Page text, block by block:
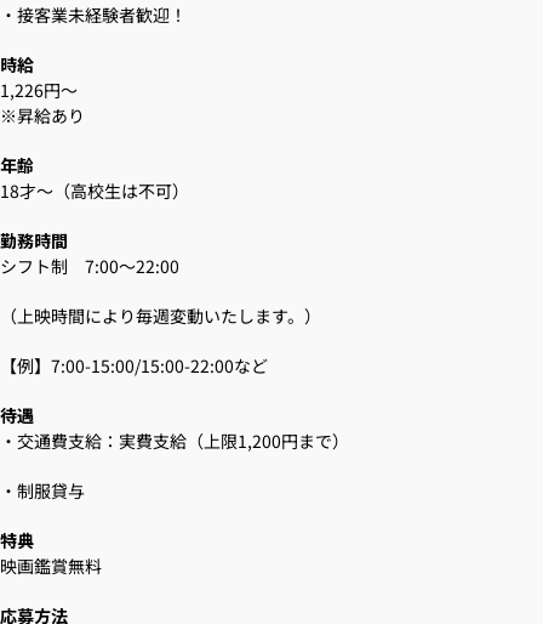
・接客業未経験者歓迎！
時給
1,226円～
※昇給あり
年齢
18才～（高校生は不可）
勤務時間
シフト制 7:00～22:00
（上映時間により毎週変動いたします。）
【例】7:00-15:00/15:00-22:00など
待遇
・交通費支給：実費支給（上限1,200円まで）
・制服貸与
特典
映画鑑賞無料
応募方法